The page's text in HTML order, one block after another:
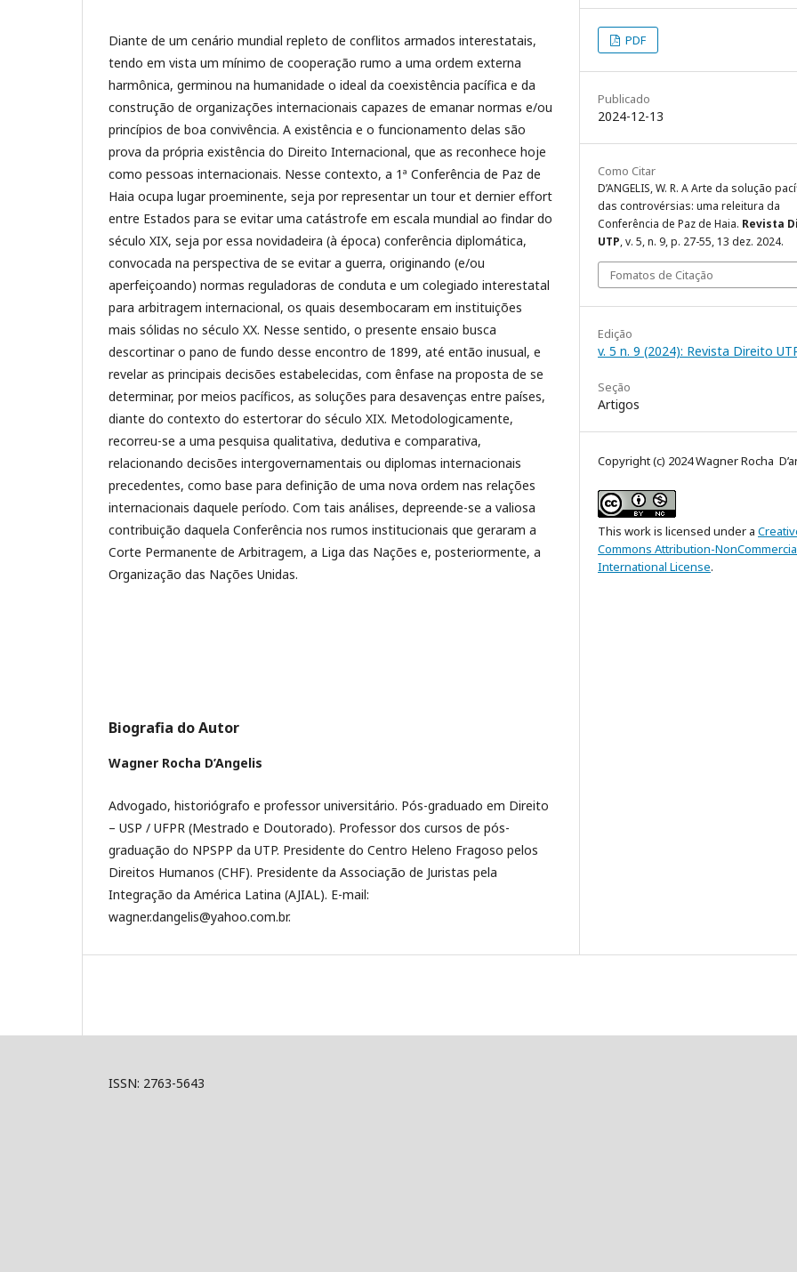
Diante de um cenário mundial repleto de conflitos armados interestatais,
tendo em vista um mínimo de cooperação rumo a uma ordem externa
harmônica, germinou na humanidade o ideal da coexistência pacífica e da
construção de organizações internacionais capazes de emanar normas e/ou
princípios de boa convivência. A existência e o funcionamento delas são
prova da própria existência do Direito Internacional, que as reconhece hoje
como pessoas internacionais. Nesse contexto, a 1ª Conferência de Paz de
Haia ocupa lugar proeminente, seja por representar un tour et dernier effort
entre Estados para se evitar uma catástrofe em escala mundial ao findar do
século XIX, seja por essa novidadeira (à época) conferência diplomática,
convocada na perspectiva de se evitar a guerra, originando (e/ou
aperfeiçoando) normas reguladoras de conduta e um colegiado interestatal
para arbitragem internacional, os quais desembocaram em instituições
mais sólidas no século XX. Nesse sentido, o presente ensaio busca
descortinar o pano de fundo desse encontro de 1899, até então inusual, e
revelar as principais decisões estabelecidas, com ênfase na proposta de se
determinar, por meios pacíficos, as soluções para desavenças entre países,
diante do contexto do estertorar do século XIX. Metodologicamente,
recorreu-se a uma pesquisa qualitativa, dedutiva e comparativa,
relacionando decisões intergovernamentais ou diplomas internacionais
precedentes, como base para definição de uma nova ordem nas relações
internacionais daquele período. Com tais análises, depreende-se a valiosa
contribuição daquela Conferência nos rumos institucionais que geraram a
Corte Permanente de Arbitragem, a Liga das Nações e, posteriormente, a
Organização das Nações Unidas.
Biografia do Autor
Wagner Rocha D’Angelis
Advogado, historiógrafo e professor universitário. Pós-graduado em Direito
– USP / UFPR (Mestrado e Doutorado). Professor dos cursos de pós-
graduação do NPSPP da UTP. Presidente do Centro Heleno Fragoso pelos
Direitos Humanos (CHF). Presidente da Associação de Juristas pela
Integração da América Latina (AJIAL). E-mail:
wagner.dangelis@yahoo.com.br.
PDF
Publicado
2024-12-13
Como Citar
D’ANGELIS, W. R. A Arte da solução
das controvérsias: uma releitura da
Conferência de Paz de Haia. Revista
UTP, v. 5, n. 9, p. 27-55, 13 dez. 2024.
Fomatos de Citação
Edição
v. 5 n. 9 (2024): Revista Direito
Seção
Artigos
Copyright (c) 2024 Wagner Rocha
This work is licensed under a
Commons Attribution-
International License.
ISSN: 2763-5643